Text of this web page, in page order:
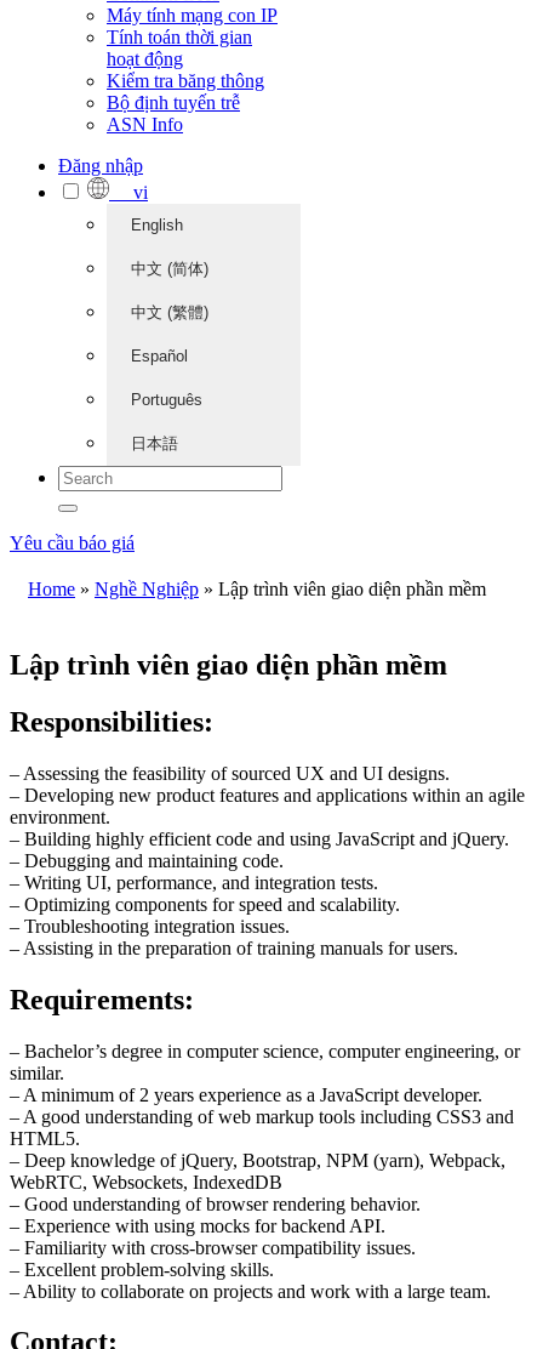
Máy tính mạng con IP
Tính toán thời gian
hoạt động
Kiểm tra băng thông
Bộ định tuyến trễ
ASN Info
Đăng nhập
vi
English
中文 (简体)
中文 (繁體)
Español
Português
日本語
Yêu cầu báo giá
Home » Nghề Nghiệp » Lập trình viên giao diện phần mềm
Lập trình viên giao diện phần mềm
Responsibilities:
– Assessing the feasibility of sourced UX and UI designs.
– Developing new product features and applications within an agile
environment.
– Building highly efficient code and using JavaScript and jQuery.
– Debugging and maintaining code.
– Writing UI, performance, and integration tests.
– Optimizing components for speed and scalability.
– Troubleshooting integration issues.
– Assisting in the preparation of training manuals for users.
Requirements:
– Bachelor’s degree in computer science, computer engineering, or
similar.
– A minimum of 2 years experience as a JavaScript developer.
– A good understanding of web markup tools including CSS3 and
HTML5.
– Deep knowledge of jQuery, Bootstrap, NPM (yarn), Webpack,
WebRTC, Websockets, IndexedDB
– Good understanding of browser rendering behavior.
– Experience with using mocks for backend API.
– Familiarity with cross-browser compatibility issues.
– Excellent problem-solving skills.
– Ability to collaborate on projects and work with a large team.
Contact: